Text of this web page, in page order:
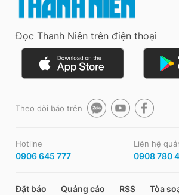
Đọc Thanh Niên trên điện thoại
Theo dõi báo trên
Hotline
0906 645 777
Liên hệ
0908 780
Đặt báo Quảng cáo RSS Tòa